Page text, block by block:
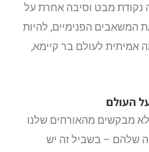
נקודת מבט וסיבה אחרת על
המשאבים הפנימיים, להיות
אמיתית לעולם בר קיימא,
העולם
מבקשים מהאורחים שלנו
שלהם – בשביל זה יש